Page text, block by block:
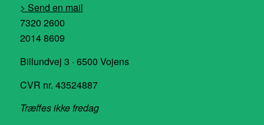
> Send en mail
7320 2600
2014 8609
Billundvej 3 · 6500 Vojens
CVR nr. 43524887
Træffes ikke fredag